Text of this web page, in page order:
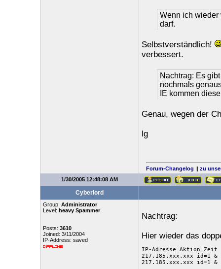
Wenn ich wieder
darf.
Selbstverständlich!
verbessert.
Nachtrag: Es
nochmals
IE kommen
Genau, wegen der
lg
Forum-Changelog || zu
1/30/2005 12:48:08 AM
Cyberlord
Group: Administrator
Level: heavy Spammer
Posts: 3610
Joined: 3/11/2004
IP-Address: saved
Nachtrag:
Hier wieder das
IP-Adresse Aktion Zeit
217.185.xxx.xxx id=1 &
217.185.xxx.xxx id=1 &